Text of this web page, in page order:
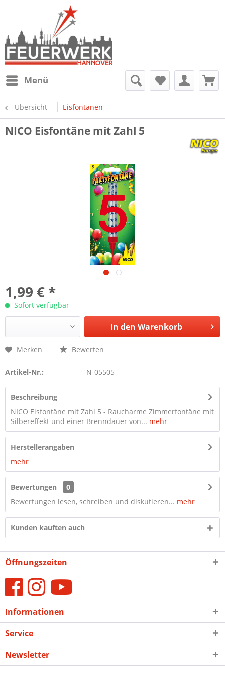
Menü
Übersicht Eisfontänen
NICO Eisfontäne mit Zahl 5
1,99 € *
Sofort verfügbar
In den Warenkorb
Merken Bewerten
Artikel-Nr.: N-05505
Beschreibung
NICO Eisfontäne mit Zahl 5 - Raucharme Zimmerfontäne mit
Silbereffekt und einer Brenndauer von... mehr
Herstellerangaben
mehr
Bewertungen
0
Bewertungen lesen, schreiben und diskutieren... mehr
Kunden kauften auch
Öffnungszeiten
Informationen
Service
Newsletter